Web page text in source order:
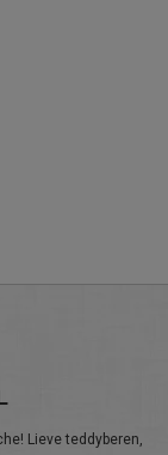
Lieve teddyberen,